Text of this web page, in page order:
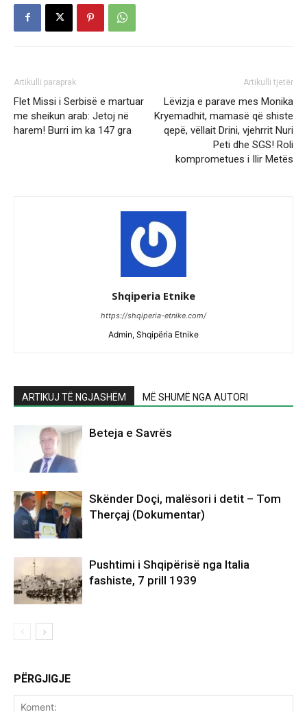
Artikulli paraprak
Flet Missi i Serbisë e martuar
me sheikun arab: Jetoj në
harem! Burri im ka 147 gra
Artikulli tjetër
Lëvizja e parave mes Monika
Kryemadhit, mamasë që shiste
qepë, vëllait Drini, vjehrrit Nuri
Peti dhe SGS! Roli
komprometues i Ilir Metës
Shqiperia Etnike
https://shqiperia-etnike.com/
Admin, Shqipëria Etnike
ARTIKUJ TË NGJASHËM MË SHUMË NGA AUTORI
Beteja e Savrës
Skënder Doçi, malësori i detit – Tom
Therçaj (Dokumentar)
Pushtimi i Shqipërisë nga Italia
fashiste, 7 prill 1939
PËRGJIGJE